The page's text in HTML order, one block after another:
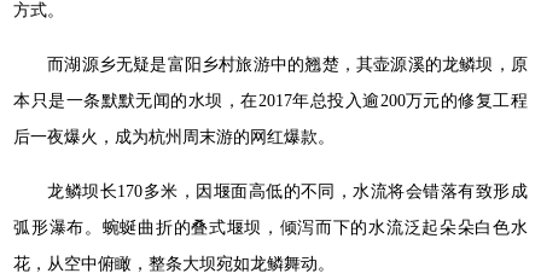
方式。
而湖源乡无疑是富阳乡村旅游中的翘楚，其壶源溪的龙鳞坝，原
本只是一条默默无闻的水坝，在2017年总投入逾200万元的修复工程
后一夜爆火，成为杭州周末游的网红爆款。
龙鳞坝长170多米，因堰面高低的不同，水流将会错落有致形成
弧形瀑布。蜿蜒曲折的叠式堰坝，倾泻而下的水流泛起朵朵白色水
花，从空中俯瞰，整条大坝宛如龙鳞舞动。